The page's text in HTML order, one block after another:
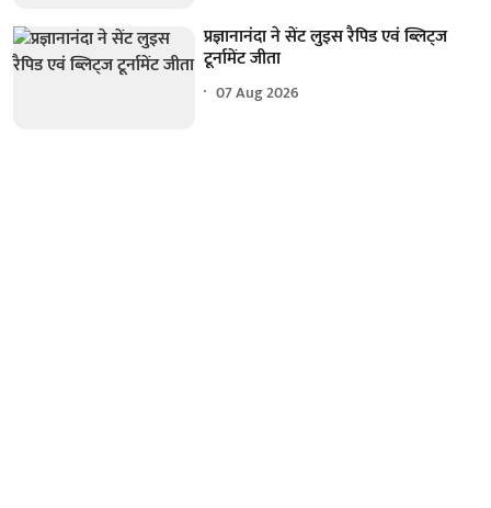
प्रज्ञानानंदा ने सेंट लुइस रैपिड एवं ब्लिट्ज
टूर्नामेंट जीता
07 Aug 2026